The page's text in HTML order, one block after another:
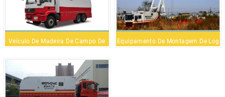
Veículo De Madeira De Campo De Equipamento De Montagem De Log